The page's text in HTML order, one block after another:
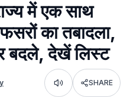
में एक साथ
का तबादला,
बदले, देखें लिस्ट
Listen SHARE